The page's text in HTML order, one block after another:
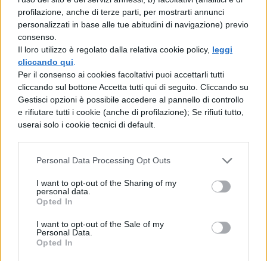
profilazione, anche di terze parti, per mostrarti annunci
personalizzati in base alle tue abitudini di navigazione) previo
consenso.
Il loro utilizzo è regolato dalla relativa cookie policy, leggi
cliccando qui
Per il consenso ai cookies facoltativi puoi accettarli tutti
cliccando sul bottone Accetta tutti qui di seguito. Cliccando su
Gestisci opzioni è possibile accedere al pannello di controllo
e rifiutare tutti i cookie (anche di profilazione); Se rifiuti tutto,
userai solo i cookie tecnici di default.
Personal Data Processing Opt Outs
I want to opt-out of the Sharing of my
personal data.
Opted In
I want to opt-out of the Sale of my
Personal Data.
Opted In
attorno; lui avrebbe fatto in modo di non
essere lontano dagli accampamenti più di
tre giorni. Stabilite queste cose, mentre tutti
i suoi non se l’aspettavano, arriva a
marce il più possibile forzate a Vienne.
Qui ottenuta una cavalleria fresca, che
notturna si dirige attraverso i territori degli
legioni, in modo che, se da parte degli Edui